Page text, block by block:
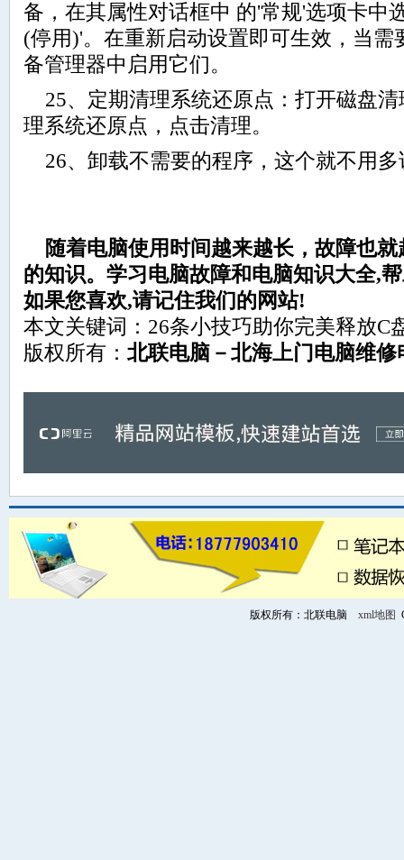
备，在其属性对话框中 的'常规'选项卡中
(停用)'。在重新启动设置即可生效，当需
备管理器中启用它们。
25、定期清理系统还原点：打开磁盘
理系统还原点，点击清理。
26、卸载不需要的程序，这个就不用多
随着电脑使用时间越来越长，故障也
的知识。学习电脑故障和电脑知识大全,
如果您喜欢,请记住我们的网站!
本文关键词：26条小技巧助你完美释放C
版权所有： 北联电脑－北海上门电脑维修
版权所有：北联电脑 xml地图